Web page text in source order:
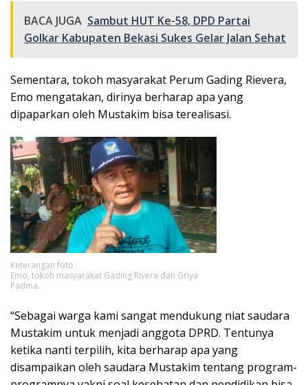
BACA JUGA Sambut HUT Ke-58, DPD Partai
Golkar Kabupaten Bekasi Sukes Gelar Jalan Sehat
Sementara, tokoh masyarakat Perum Gading Rievera,
Emo mengatakan, dirinya berharap apa yang
dipaparkan oleh Mustakim bisa terealisasi.
Keterangan foto :
Emo, tokoh masyarakat Gading Rivera dan Griya
Padma.
“Sebagai warga kami sangat mendukung niat saudara
Mustakim untuk menjadi anggota DPRD. Tentunya
ketika nanti terpilih, kita berharap apa yang
disampaikan oleh saudara Mustakim tentang program-